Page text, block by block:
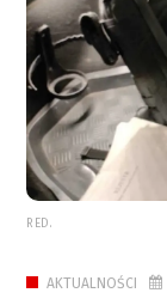
RED.
AKTUALNOŚCI